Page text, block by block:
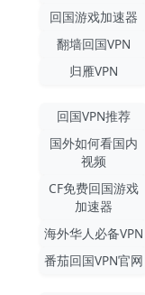
回国游戏加速器
翻墙回国VPN
归雁VPN
回国VPN推荐
国外如何看国内
视频
CF免费回国游戏
加速器
海外华人必备VPN
番茄回国VPN官网